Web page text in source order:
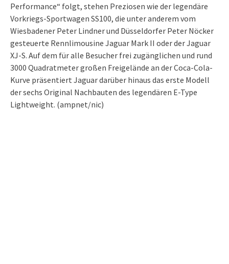
Performance“ folgt, stehen Preziosen wie der legendäre
Vorkriegs-Sportwagen SS100, die unter anderem vom
Wiesbadener Peter Lindner und Düsseldorfer Peter Nöcker
gesteuerte Rennlimousine Jaguar Mark II oder der Jaguar
XJ-S. Auf dem für alle Besucher frei zugänglichen und rund
3000 Quadratmeter großen Freigelände an der Coca-Cola-
Kurve präsentiert Jaguar darüber hinaus das erste Modell
der sechs Original Nachbauten des legendären E-Type
Lightweight. (ampnet/nic)